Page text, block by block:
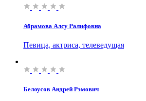
Абрамова Алсу Ралифовна
Певица, актриса, телеведущая
Белоусов Андрей Рэмович